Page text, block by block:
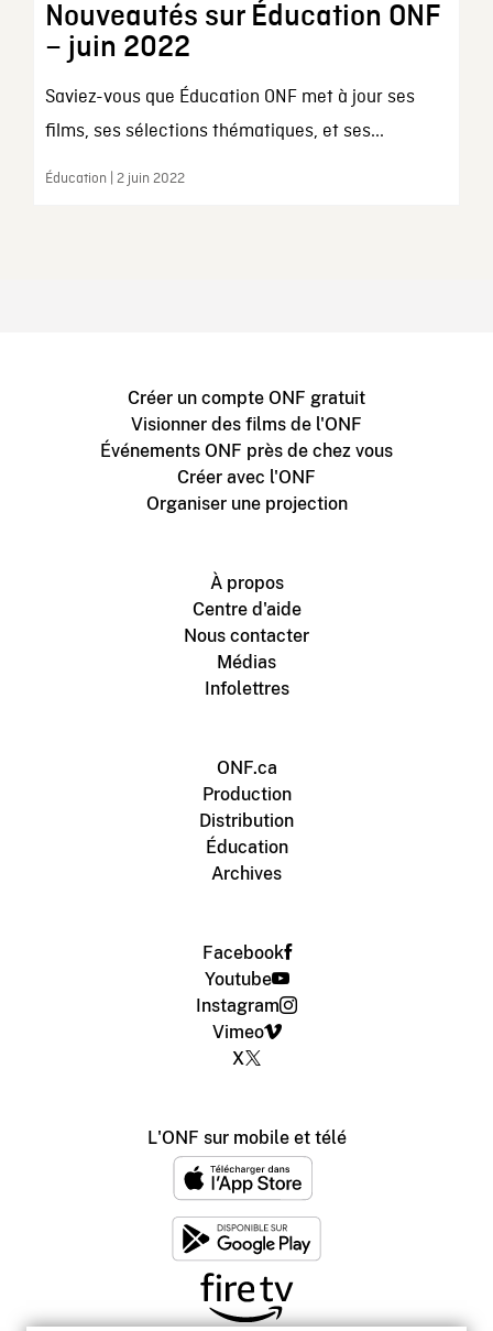
Nouveautés sur Éducation ONF
– juin 2022
Saviez-vous que Éducation ONF met à jour ses
films, ses sélections thématiques, et ses...
Éducation | 2 juin 2022
Créer un compte ONF gratuit
Visionner des films de l'ONF
Événements ONF près de chez vous
Créer avec l'ONF
Organiser une projection
À propos
Centre d'aide
Nous contacter
Médias
Infolettres
ONF.ca
Production
Distribution
Éducation
Archives
Facebook
Youtube
Instagram
Vimeo
X
L'ONF sur mobile et télé